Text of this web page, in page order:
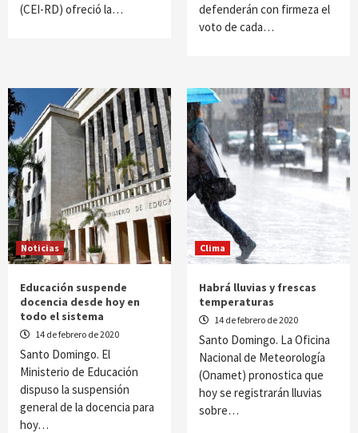
(CEI-RD) ofreció la…
defenderán con firmeza el
voto de cada…
Noticias
Educación suspende
docencia desde hoy en
todo el sistema
14 de febrero de 2020
Santo Domingo. El
Ministerio de Educación
dispuso la suspensión
general de la docencia para
hoy…
Clima
Habrá lluvias y frescas
temperaturas
14 de febrero de 2020
Santo Domingo. La Oficina
Nacional de Meteorología
(Onamet) pronostica que
hoy se registrarán lluvias
sobre…